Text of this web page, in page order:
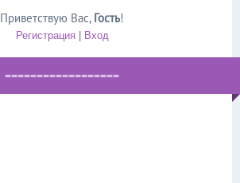
Приветствую Вас, Гость!
Регистрация| Вход
==================